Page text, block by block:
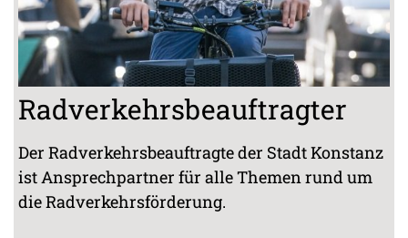
Radverkehrsbeauftragter
Der Radverkehrsbeauftragte der Stadt Konstanz
ist Ansprechpartner für alle Themen rund um
die Radverkehrsförderung.